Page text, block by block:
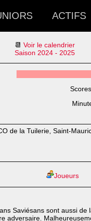
ACTIFS
📆Voir le calendrier
Saison 2024 - 2025
de la Tuilerie, Saint-
Joueurs
Saviésans sont aussi
adversaire.